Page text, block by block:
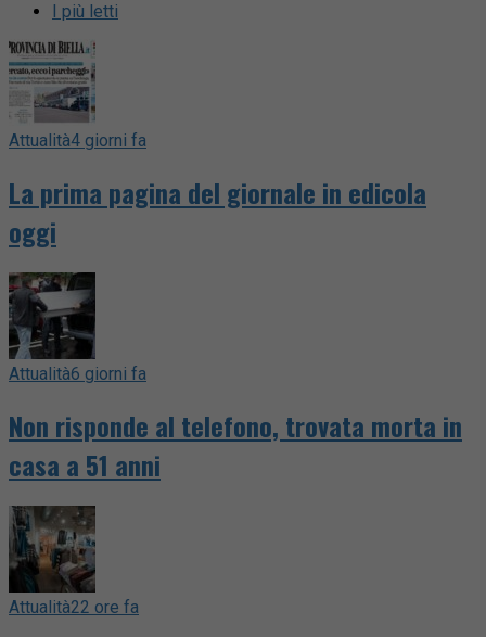
I più letti
Attualità4 giorni fa
La prima pagina del giornale in edicola
oggi
Attualità6 giorni fa
Non risponde al telefono, trovata morta in
casa a 51 anni
Attualità22 ore fa